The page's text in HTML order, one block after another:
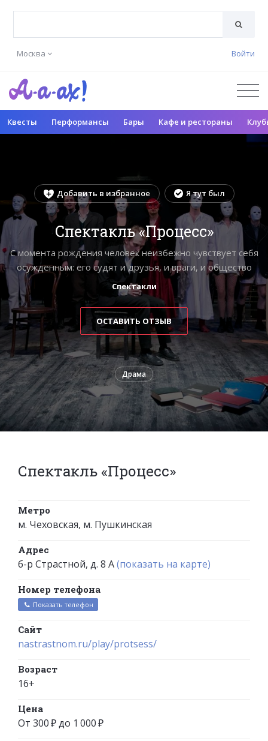
Москва Войти
Квесты Перформансы Бары Кафе и рестораны
Добавить в избранное Я тут был
Спектакль «Процесс»
С момента рождения человек неизбежно чувствует себя
осужденным: его судят и друзья, и враги, и общество
Спектакли
ОСТАВИТЬ ОТЗЫВ
Драма
Спектакль «Процесс»
Метро
м. Чеховская, м. Пушкинская
Адрес
б-р Страстной, д. 8 А(показать на карте)
Номер телефона
Показать телефон
Сайт
nastrastnom.ru/play/protsess/
Возраст
16+
Цена
От 300 ₽ до 1 000 ₽